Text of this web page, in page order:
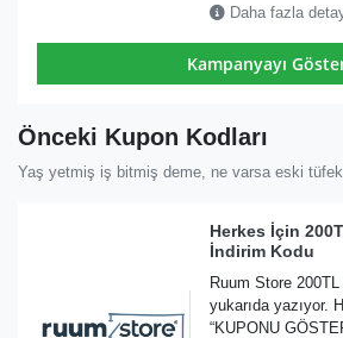
Daha fazla
Kampanyayı
Önceki Kupon Kodları
Yaş yetmiş iş bitmiş deme, ne varsa eski
Herkes İçin
İndirim Kodu
Ruum Store
yukarıda yazıyor.
“KUPONU